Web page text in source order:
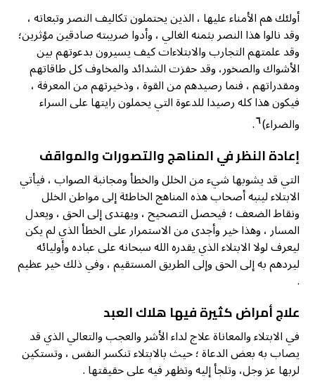
أولئك هم الأمناء عليها ، الذين يحتملون تكاليف النصر وتبعاته ،
وقد نالوا هذا النصر بثمنه الغالي ، وأدوا ضريبته صادقين مؤثرين؛
وقد علمتهم التجارب والابتلاءات كيف يسيرون بدعوتهم بين
الأشواك والصخور، وقد حفزت الشدائد والمخاوف كل طاقاتهم
ومقدراتهم ، فنما رصيدهم من القوة ، وذخيرتهم من المعرفة ،
فيكون هذا كله رصيدا للدعوة التي يحملون رايتها على السراء
والضراء)٦.
إعادة النظر في المناهج والتصورات والمواقف
التي قد يشوبها شيء من الخلل والخطأ ومجانبة الصواب ، فيأتي
الابتلاء لينبه أصحاب هذه المناهج الخاطئة إلى مواطن الخلل
ونقاط الضعف ؛ فيحصل التصحيح ، ويهتدى إلى الحق ، ويعدل
المسار ، وهذا خير وأجدى من الاستمرار على الخطأ الذي لم يكن
ليعرف لولا الابتلاء الذي يقدره الله سبحانه على عباده وأوليائه
ليردهم به إلى الحق وإلى الطريق المستقيم ، وفي ذلك خير عظيم
.
علاج أمراض كثيرة فيها هلاك العبد
في الابتلاء والمعاناة علاج لداء الأشر والعجب والتعالي الذي قد
يصاب به بعض الدعاة ؛ حيث بالابتلاء تنكسر النفس ، وتستكين
لربها عز وجل، وتلجأ إليه وتظهر فيه على حقيقتها .